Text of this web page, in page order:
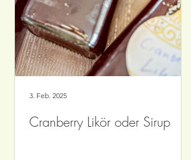
Cranberry Likör oder Sirup
3. Feb. 2025